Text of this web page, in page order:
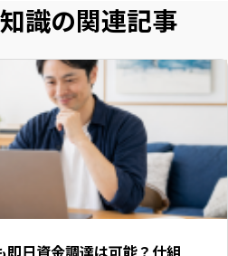
識の関連記事
即日資金調達は可能？仕組
料登録